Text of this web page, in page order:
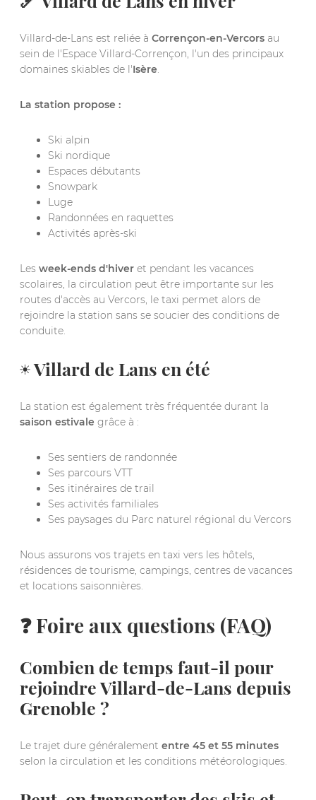
Villard-de-Lans est reliée à Corrençon-en-Vercors au
sein de l'Espace Villard-Corrençon, l'un des principaux
domaines skiables de l'Isère.
La station propose :
Ski alpin
Ski nordique
Espaces débutants
Snowpark
Luge
Randonnées en raquettes
Activités après-ski
Les week-ends d'hiver et pendant les vacances
scolaires, la circulation peut être importante sur les
routes d'accès au Vercors, le taxi permet alors de
rejoindre la station sans se soucier des conditions de
conduite.
☀️ Villard de Lans en été
La station est également très fréquentée durant la
saison estivale grâce à :
Ses sentiers de randonnée
Ses parcours VTT
Ses itinéraires de trail
Ses activités familiales
Ses paysages du Parc naturel régional du Vercors
Nous assurons vos trajets en taxi vers les hôtels,
résidences de tourisme, campings, centres de vacances
et locations saisonnières.
❓ Foire aux questions (FAQ)
Combien de temps faut-il pour
rejoindre Villard-de-Lans depuis
Grenoble ?
Le trajet dure généralement entre 45 et 55 minutes
selon la circulation et les conditions météorologiques.